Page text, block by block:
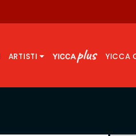
ARTISTI YICCA